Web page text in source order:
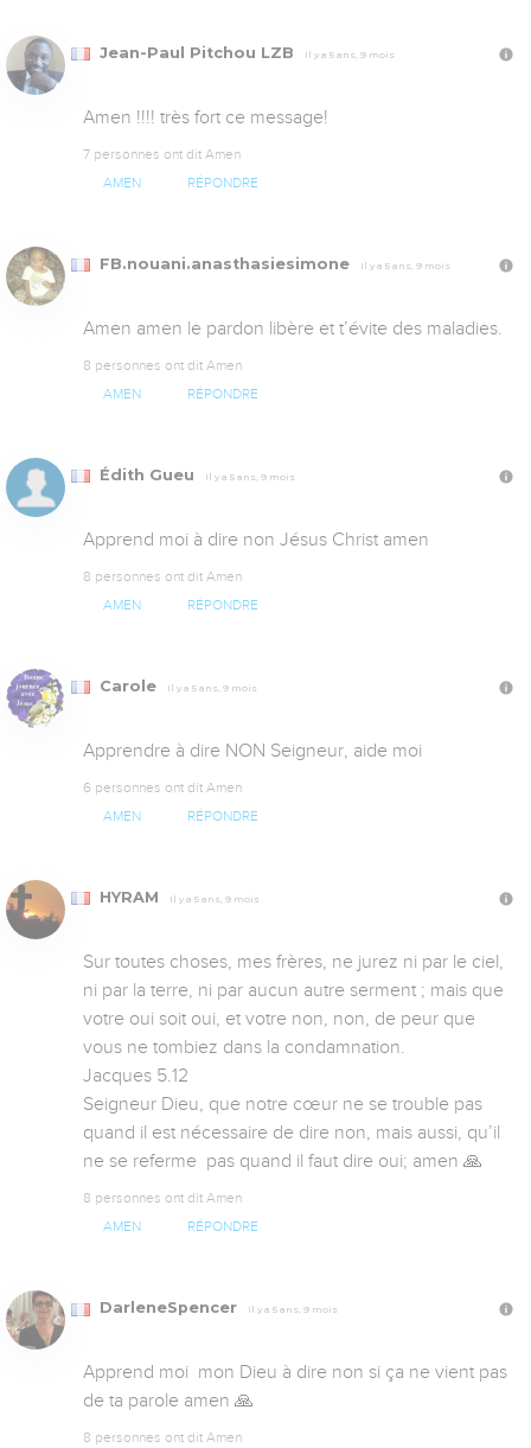
Jean-Paul Pitchou LZB Il y a 5 ans, 9 mois
Amen !!!! très fort ce message!
7 personnes ont dit Amen
AMEN RÉPONDRE
FB.nouani.anasthasiesimone Il y a 5 ans, 9 mois
Amen amen le pardon libère et t’évite des maladies.
8 personnes ont dit Amen
AMEN RÉPONDRE
Édith Gueu Il y a 5 ans, 9 mois
Apprend moi à dire non Jésus Christ amen
8 personnes ont dit Amen
AMEN RÉPONDRE
Carole Il y a 5 ans, 9 mois
Apprendre à dire NON Seigneur, aide moi
6 personnes ont dit Amen
AMEN RÉPONDRE
HYRAM Il y a 5 ans, 9 mois
Sur toutes choses, mes frères, ne jurez ni par le ciel,
ni par la terre, ni par aucun autre serment ; mais que
votre oui soit oui, et votre non, non, de peur que
vous ne tombiez dans la condamnation.
Jacques 5.12
Seigneur Dieu, que notre cœur ne se trouble pas
quand il est nécessaire de dire non, mais aussi, qu’il
ne se referme  pas quand il faut dire oui; amen 🙏
8 personnes ont dit Amen
AMEN RÉPONDRE
DarleneSpencer Il y a 5 ans, 9 mois
Apprend moi  mon Dieu à dire non si ça ne vient pas
de ta parole amen 🙏
8 personnes ont dit Amen